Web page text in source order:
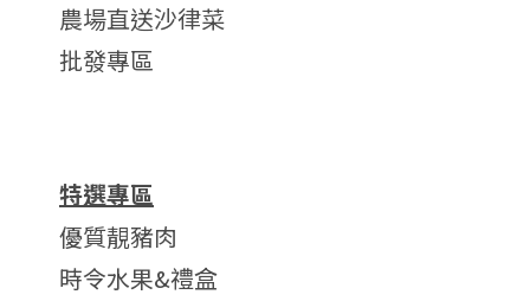
農場直送沙律菜
批發專區
特選專區
優質靚豬肉
時令水果&禮盒